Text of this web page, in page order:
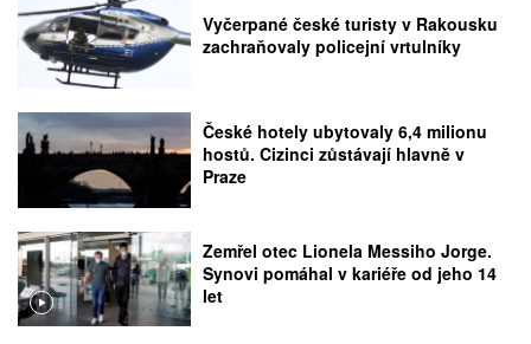
Vyčerpané české turisty v Rakousku
zachraňovaly policejní vrtulníky
České hotely ubytovaly 6,4 milionu
hostů. Cizinci zůstávají hlavně v
Praze
Zemřel otec Lionela Messiho Jorge.
Synovi pomáhal v kariéře od jeho 14
let